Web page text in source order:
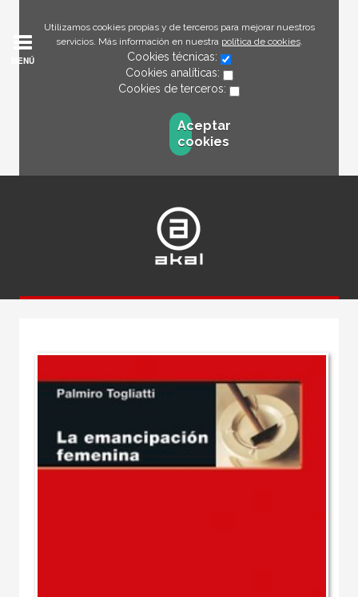
Utilizamos cookies propias y de terceros para mejorar nuestros
servicios. Más información en nuestra política de cookies.
Cookies técnicas:
Cookies analíticas:
Cookies de terceros:
Aceptar
cookies
MENÚ